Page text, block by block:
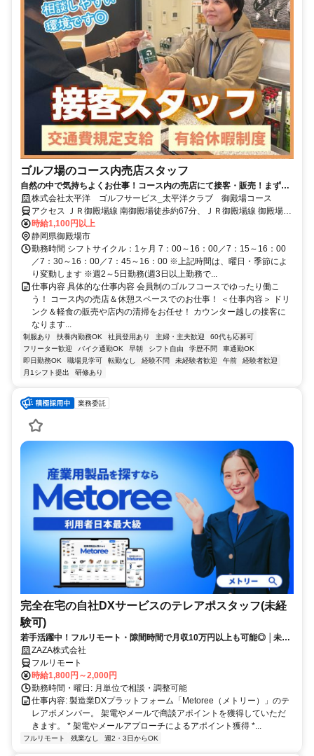
ゴルフ場のコース内売店スタッフ
自然の中で気持ちよくお仕事！コース内の売店にて接客・販売！まずは
笑顔ができればOK！
株式会社太平洋 ゴルフサービス_太平洋クラブ 御殿場コース
アクセス ＪＲ御殿場線 南御殿場徒歩約67分、ＪＲ御殿場線 御殿場富
士山口徒歩約80分、ＪＲ御殿場線 富士岡徒歩約79分 東名高速「御殿
場IC」より約18分
時給1,100円以上
静岡県御殿場市
勤務時間 シフトサイクル：1ヶ月 7：00～16：00／7：15～16：00
／7：30～16：00／7：45～16：00 ※上記時間は、曜日・季節によ
り変動します ※週2～5日勤務(週3日以上勤務で...
仕事内容 具体的な仕事内容 会員制のゴルフコースでゆったり働こ
う！ コース内の売店＆休憩スペースでのお仕事！ ＜仕事内容＞ ドリ
ンク＆軽食の販売や店内の清掃をお任せ！ カウンター越しの接客に
なります...
制服あり 扶養内勤務OK 社員登用あり 主婦・主夫歓迎
60代も応募可
フリーター歓迎
バイク通勤OK 早朝 シフト自由 学歴不問
車通勤OK
即日勤務OK
職場見学可 転勤なし 経験不問 未経験者歓迎 午前
経験者歓迎
月1シフト提出
研修あり
業務委託
完全在宅の自社DXサービスのテレアポスタッフ(未経
験可)
若手活躍中！フルリモート・隙間時間で月収10万円以上も可能◎ │未経
験からインサイドセールスに挑戦
ZAZA株式会社
フルリモート
時給1,800円～2,000円
勤務時間・曜日: 月単位で相談・調整可能
仕事内容: 製造業DXプラットフォーム「Metoree（メトリー）」のテ
レアポメンバー。 架電やメールで商談アポイントを獲得していただ
きます。 * 架電やメールアプローチによるアポイント獲得 *...
フルリモート 残業なし 週2・3日からOK